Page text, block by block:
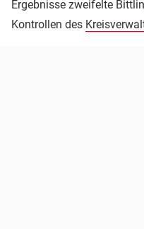
Ergebnisse zweifelte
Kontrollen des